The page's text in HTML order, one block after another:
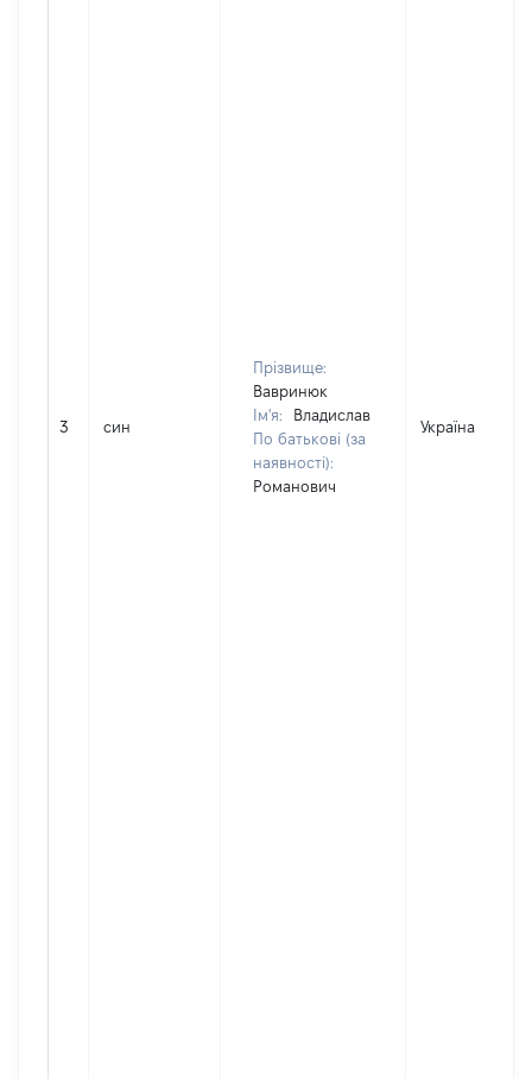
3 син
Прізвище:
Вавринюк
Ім'я:
Владислав
По батькові (за
наявності):
Романович
Україна